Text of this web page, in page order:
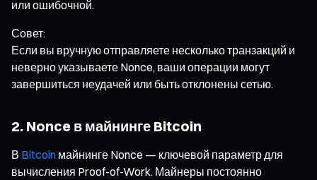
или ошибочной.
Совет:
Если вы вручную отправляете несколько транзакций и
неверно указываете Nonce, ваши операции могут
завершиться неудачей или быть отклонены сетью.
2. Nonce в майнинге Bitcoin
В Bitcoin майнинге Nonce — ключевой параметр для
вычисления Proof-of-Work. Майнеры постоянно